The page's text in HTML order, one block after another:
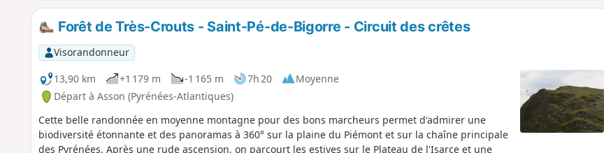
Forêt de Très-Crouts - Saint-Pé-de-Bigorre - Circuit des crêtes
Visorandonneur
13,90 km
+1 179 m -1 165 m 7h 20
Moyenne
Départ à Asson (Pyrénées-Atlantiques)
Cette belle randonnée en moyenne montagne pour des bons marcheurs permet d'admirer une
biodiversité étonnante et des panoramas à 360° sur la plaine du Piémont et sur la chaîne principale
des Pyrénées. Après une rude ascension, on parcourt les estives sur le Plateau de l'Isarce et une